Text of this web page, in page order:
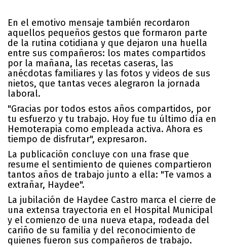
En el emotivo mensaje también recordaron
aquellos pequeños gestos que formaron parte
de la rutina cotidiana y que dejaron una huella
entre sus compañeros: los mates compartidos
por la mañana, las recetas caseras, las
anécdotas familiares y las fotos y videos de sus
nietos, que tantas veces alegraron la jornada
laboral.
"Gracias por todos estos años compartidos, por
tu esfuerzo y tu trabajo. Hoy fue tu último día en
Hemoterapia como empleada activa. Ahora es
tiempo de disfrutar", expresaron.
La publicación concluye con una frase que
resume el sentimiento de quienes compartieron
tantos años de trabajo junto a ella: "Te vamos a
extrañar, Haydee".
La jubilación de Haydee Castro marca el cierre de
una extensa trayectoria en el Hospital Municipal
y el comienzo de una nueva etapa, rodeada del
cariño de su familia y del reconocimiento de
quienes fueron sus compañeros de trabajo.